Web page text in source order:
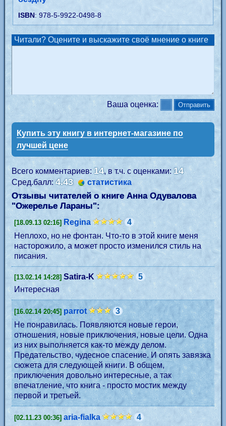
ISBN: 978-5-9922-0498-8
Читали? Оцените и выскажите своё мнение о книге
Ваша оценка:
Купить эту книгу в интернет-магазине по
лучшей цене
Всего комментариев: 14, в т.ч. с оценками: 14
Сред.балл:4.43 статистика
Отзывы читателей о книге Анна Одувалова
"Ожерелье Лараны":
[18.09.13 02:16] Regina
4
Неплохо, но не фонтан. Что-то в этой книге меня
насторожило, а может просто изменился стиль на
писания.
[13.02.14 14:28] Satira-K
5
Интересная
[16.02.14 20:45] parrot
3
Не понравилась. Появляются новые герои,
отношения, новые приключения, новые цели. Одна
из них выполняется как-то между делом.
Предательство, чудесное спасение. И опять завязка
сюжета для следующей книги. В общем,
приключения довольно интересные, а так
впечатление, что книга - просто мостик между
первой и третьей.
[02.11.23 00:36] aria-fialka 4